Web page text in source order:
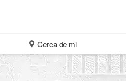
Cerca de mi